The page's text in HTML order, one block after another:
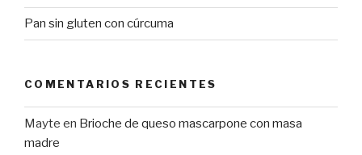
Pan sin gluten con cúrcuma
COMENTARIOS RECIENTES
Mayte en Brioche de queso mascarpone con masa
madre